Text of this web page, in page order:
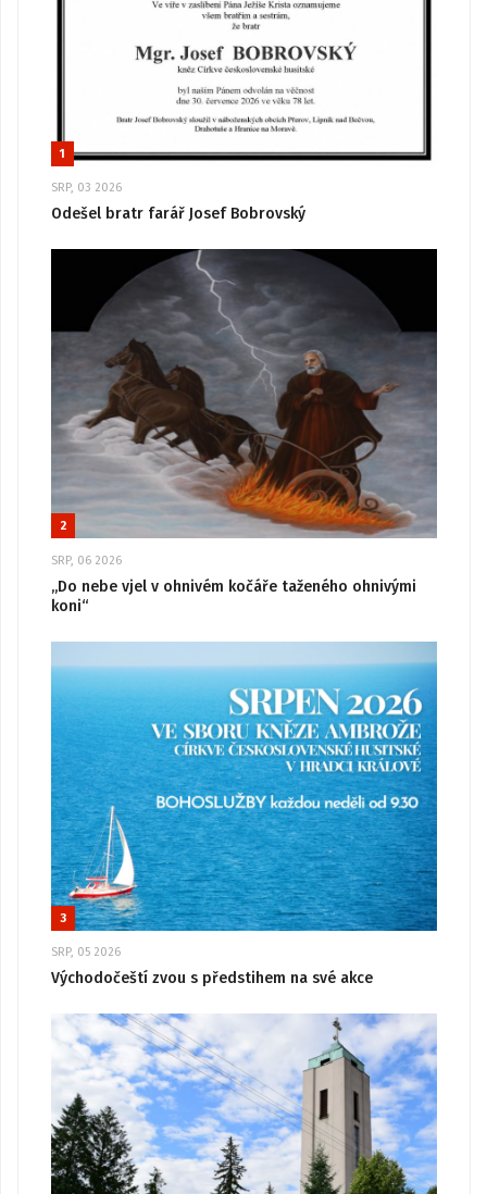
1
SRP, 03 2026
Odešel bratr farář Josef Bobrovský
2
SRP, 06 2026
„Do nebe vjel v ohnivém kočáře taženého ohnivými
koni“
3
SRP, 05 2026
Východočeští zvou s předstihem na své akce